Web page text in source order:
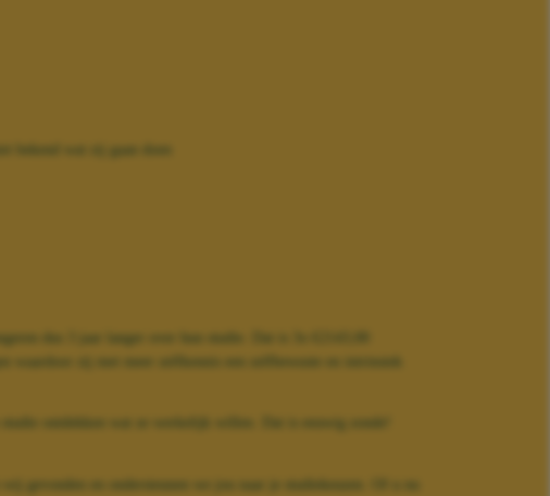
bekend wat zij gaan doen
dus 3 jaar langer over hun studie. Dat is 3x €2143,00
waardoor zij met meer zelfkennis een zelfbewuste en intrinsiek
ontdekken wat ze werkelijk willen. Dat is eeuwig zonde!
gevonden en ondersteunen we jou naar je studiekeuzen. Of u nu